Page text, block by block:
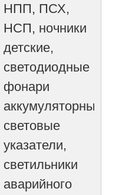
НПП, ПСХ,
НСП, ночники
детские,
светодиодные
фонари
аккумуляторные,
световые
указатели,
светильники
аварийного